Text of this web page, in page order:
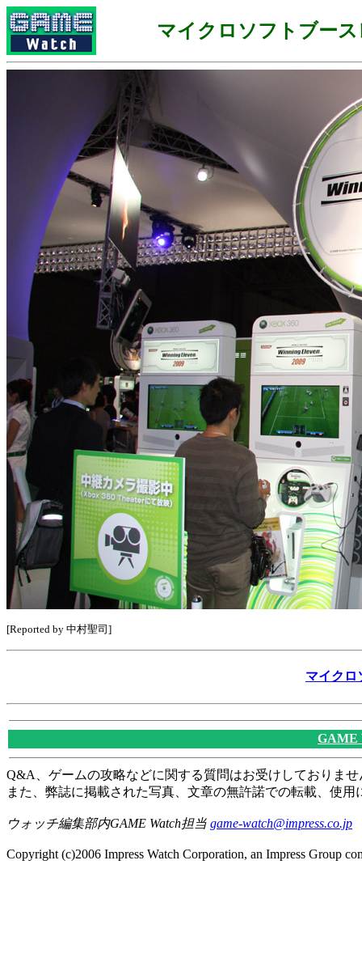
マイクロソフトブー
[Reported by 中村聖司]
マイクロ
GAME
Q&A、ゲームの攻略などに関する質問はお受けしておりませ
また、弊誌に掲載された写真、文章の無許諾での転載、使
ウォッチ編集部内GAME Watch担当 game-watch@impress.co.jp
Copyright (c)2006 Impress Watch Corporation, an Impress Group